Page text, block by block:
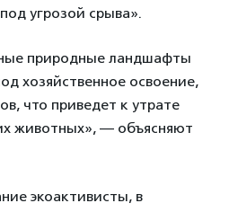
угрозой срыва».
природные ландшафты
хозяйственное освоение,
что приведет к утрате
животных», — объясняют
экоактивисты, в